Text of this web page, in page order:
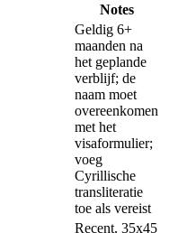
Notes
Geldig 6+
maanden na
het geplande
verblijf; de
naam moet
overeenkomen
met het
visaformulier;
voeg
Cyrillische
transliteratie
toe als vereist
Recent, 35x45